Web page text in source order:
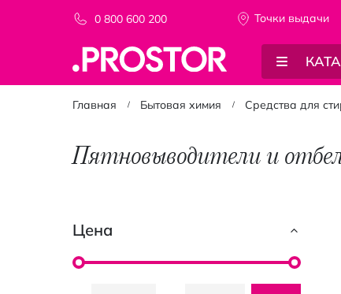
0 800 600 200 Точки выдачи
Главная Бытовая химия Средства для
Пятновыводители и
Цена